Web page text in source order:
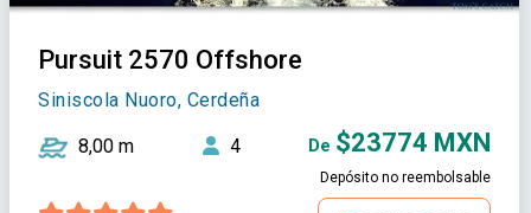
Pursuit 2570 Offshore
Siniscola Nuoro, Cerdeña
8,00 m 4 De $23774 MXN
Depósito no reembolsable